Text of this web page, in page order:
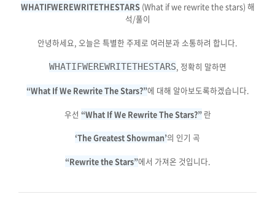
WHATIFWEREWRITETHESTARS(What if we rewrite the stars) 해
석/풀이
안녕하세요, 오늘은 특별한 주제로 여러분과 소통하려 합니다.
WHATIFWEREWRITETHESTARS , 정확히 말하면
“What If We Rewrite The Stars?”에 대해 알아보도록하겠습니다.
우선 “What If We Rewrite The Stars?”란
‘The Greatest Showman’의 인기 곡
“Rewrite the Stars”에서 가져온 것입니다.